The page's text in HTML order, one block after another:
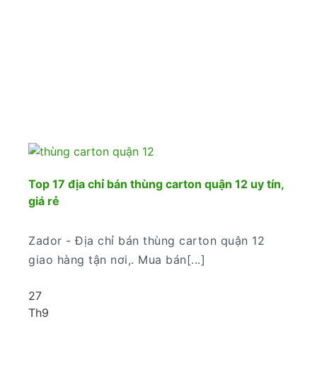
Top 17 địa chỉ bán thùng carton quận 12 uy tín,
giá rẻ
Zador - Địa chỉ bán thùng carton quận 12
giao hàng tận nơi,. Mua bán[...]
27
Th9